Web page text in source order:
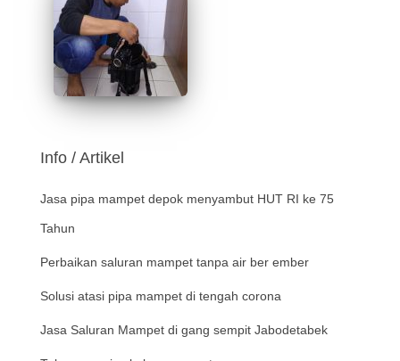
Info / Artikel
Jasa pipa mampet depok menyambut HUT RI ke 75
Tahun
Perbaikan saluran mampet tanpa air ber ember
Solusi atasi pipa mampet di tengah corona
Jasa Saluran Mampet di gang sempit Jabodetabek